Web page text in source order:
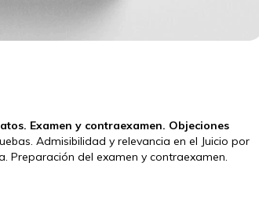
Examen y contraexamen. Objeciones
Admisibilidad y relevancia en el Juicio por
Preparación del examen y contraexamen.